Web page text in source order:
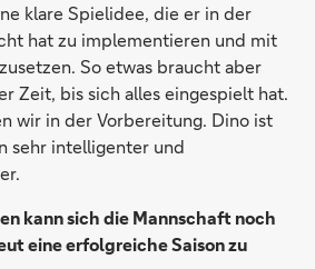
klare Spielidee, die er in der
hat zu implementieren und mit
So etwas braucht aber
Zeit, bis sich alles eingespielt hat.
wir in der Vorbereitung. Dino ist
sehr intelligenter und
kann sich die Mannschaft noch
eine erfolgreiche Saison zu